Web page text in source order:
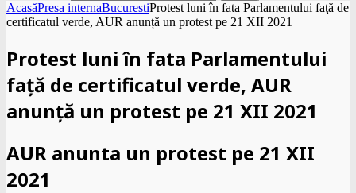
AcasăPresa internaBucurestiProtest luni în fata Parlamentului faţă de
certificatul verde, AUR anunță un protest pe 21 XII 2021
Protest luni în fata Parlamentului
faţă de certificatul verde, AUR
anunță un protest pe 21 XII 2021
AUR anunta un protest pe 21 XII
2021